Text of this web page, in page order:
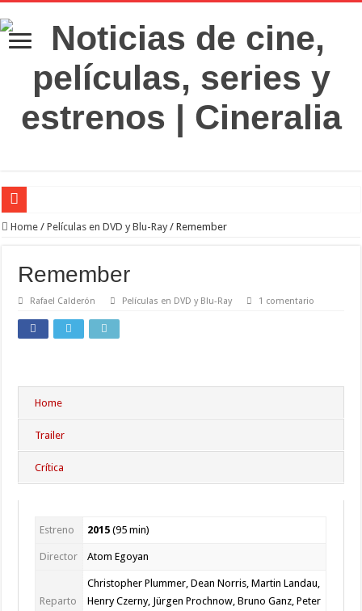
‘El Diablo se viste de Prada 2’. Desaparece la magia
‘La Asistenta’. Dúo perfecto
Crítica de Spider-Man: Brand new day. Un gran poder conlleva una gran película
‘Supergirl’. De 7’5 con fresquito
Home / Películas en DVD y Blu-Ray / Remember
Remember
Rafael Calderón Películas en DVD y Blu-Ray 1 comentario
Home
Trailer
Crítica
Estreno 2015(95min)
Director Atom Egoyan
Reparto
Christopher Plummer, Dean Norris, Martin Landau,
Henry Czerny, Jürgen Prochnow, Bruno Ganz, Peter